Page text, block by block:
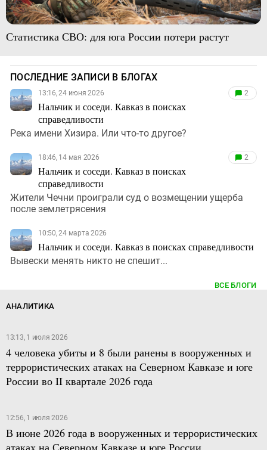
Статистика СВО: для юга России потери растут
ПОСЛЕДНИЕ ЗАПИСИ В БЛОГАХ
13:16, 24 июня 2026
Нальчик и соседи. Кавказ в поисках
справедливости
2
Река имени Хизира. Или что-то другое?
18:46, 14 мая 2026
Нальчик и соседи. Кавказ в поисках
справедливости
2
Жители Чечни проиграли суд о возмещении ущерба
после землетрясения
10:50, 24 марта 2026
Нальчик и соседи. Кавказ в поисках справедливости
Вывески менять никто не спешит...
ВСЕ БЛОГИ
АНАЛИТИКА
13:13, 1 июля 2026
4 человека убиты и 8 были ранены в вооруженных и
террористических атаках на Северном Кавказе и юге
России во II квартале 2026 года
12:56, 1 июля 2026
В июне 2026 года в вооруженных и террористических